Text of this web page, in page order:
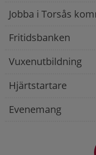
Jobba i Torsås
Fritidsbanken
Vuxenutbildning
Hjärtstartare
Evenemang